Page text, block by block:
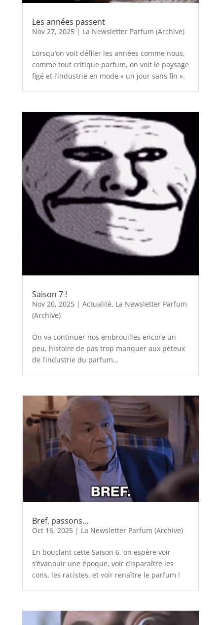
Les années passent
Nov 27, 2025| La Newsletter Parfum (Archive)
Lorsqu’on voit défiler les années comme nous,
comme tout critique parfum, on voit le paysage
figé et l’industrie en mode « un jour sans fin ».
Saison 7 !
Nov 20, 2025| Actualité, La Newsletter Parfum
(Archive)
On va continuer nos embrouilles encore un
peu, histoire de pas trop manquer aux péteux
de l’industrie du parfum…
Bref, passons…
Oct 16, 2025| La Newsletter Parfum (Archive)
En bouclant cette Saison 6, on espère voir
s’évanouir une époque, voir disparaître les
cons, les racistes, et voir renaître le parfum !